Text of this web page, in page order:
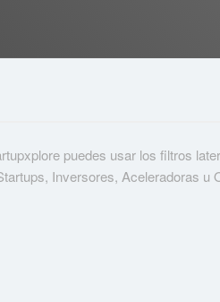
puedes usar los filtros
Inversores, Aceleradoras u